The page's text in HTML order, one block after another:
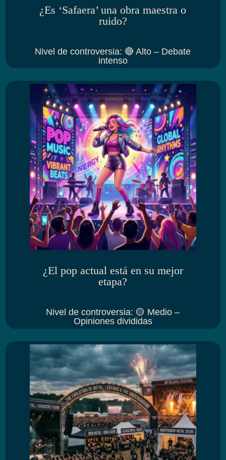
¿Es ‘Safaera’ una obra maestra o
ruido?
Nivel de controversia: 🔴 Alto – Debate
intenso
¿El pop actual está en su mejor
etapa?
Nivel de controversia: 🟡 Medio –
Opiniones divididas